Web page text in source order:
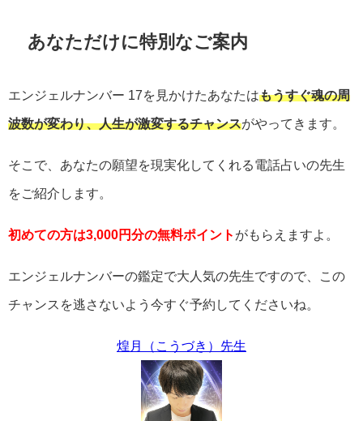
あなただけに特別なご案内
エンジェルナンバー 17を見かけたあなたはもうすぐ魂の周
波数が変わり、人生が激変するチャンスがやってきます。
そこで、あなたの願望を現実化してくれる電話占いの先生
をご紹介します。
初めての方は3,000円分の無料ポイント がもらえますよ。
エンジェルナンバーの鑑定で大人気の先生ですので、この
チャンスを逃さないよう今すぐ予約してくださいね。
煌月（こうづき）先生